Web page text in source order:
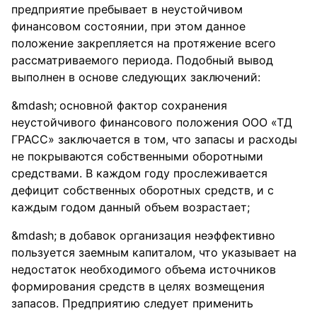
предприятие пребывает в неустойчивом
финансовом состоянии, при этом данное
положение закрепляется на протяжение всего
рассматриваемого периода. Подобный вывод
выполнен в основе следующих заключений:
основной фактор сохранения
неустойчивого финансового положения ООО «ТД
ГРАСС» заключается в том, что запасы и расходы
не покрываются собственными оборотными
средствами. В каждом году прослеживается
дефицит собственных оборотных средств, и с
каждым годом данный объем возрастает;
в добавок организация неэффективно
пользуется заемным капиталом, что указывает на
недостаток необходимого объема источников
формирования средств в целях возмещения
запасов. Предприятию следует применить